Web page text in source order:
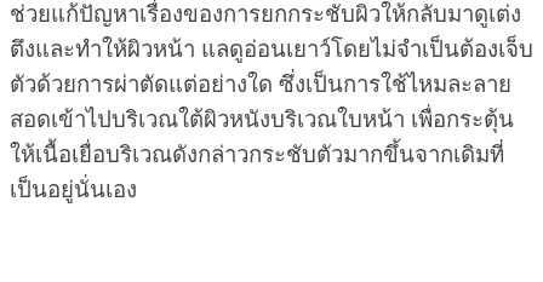
ช่วยแก้ปัญหาเรื่องของการยกกระชับผิวให้กลับมาดูเต่ง
ตึงและทำให้ผิวหน้า แลดูอ่อนเยาว์โดยไม่จำเป็นต้องเจ็บ
ตัวด้วยการผ่าตัดแต่อย่างใด ซึ่งเป็นการใช้ไหมละลาย
สอดเข้าไปบริเวณใต้ผิวหนังบริเวณใบหน้า เพื่อกระตุ้น
ให้เนื้อเยื่อบริเวณดังกล่าวกระชับตัวมากขึ้นจากเดิมที่
เป็นอยู่นั่นเอง